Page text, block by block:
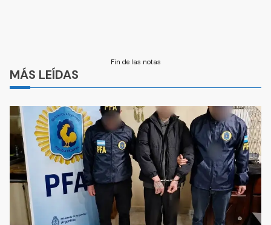
Fin de las notas
MÁS LEÍDAS